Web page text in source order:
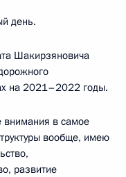
день.
Шакирзяновича
на 2021–2022 годы.
в самое
вообще, имею
развитие